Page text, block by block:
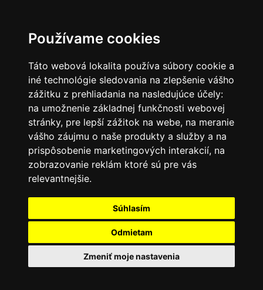
Používame cookies
Táto webová lokalita používa súbory cookie a
iné technológie sledovania na zlepšenie vášho
zážitku z prehliadania na nasledujúce účely:
na umožnenie základnej funkčnosti webovej
stránky, pre lepší zážitok na webe, na meranie
vášho záujmu o naše produkty a služby a na
prispôsobenie marketingových interakcií, na
zobrazovanie reklám ktoré sú pre vás
relevantnejšie.
Súhlasím
Odmietam
Zmeniť moje nastavenia